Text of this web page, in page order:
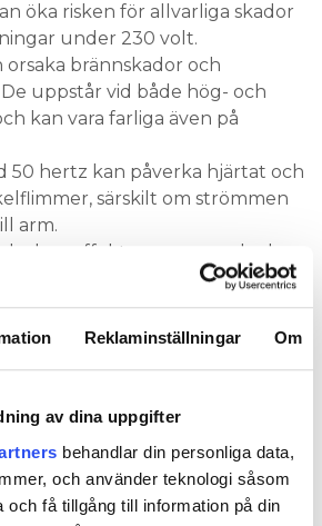
Reklaminställningar Om
av dina uppgifter
behandlar din personliga data,
och använder teknologi såsom
och få tillgång till information på din
öka risken för allvarliga skador
under 230 volt.
orsaka brännskador och
uppstår vid både hög- och
kan vara farliga även på
50 hertz kan påverka hjärtat och
särskilt om strömmen
arm.
kan effekter som nervskador,
och kognitiva problem
Därför är det viktigt med
lågspänning genom
eller fastklamring bör vård
De här olyckorna kan orsaka
och allvarliga inre skador.